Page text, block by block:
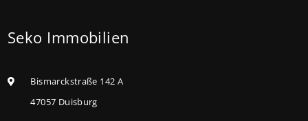
kaufen, die sie selbst bewohnen und sanieren,
höheren Kreditbetrag bei der KfW beantragen. Für
Familien mit einem Kind steigt der
Seko Immobilien
Bismarckstraße 142 A
47057 Duisburg